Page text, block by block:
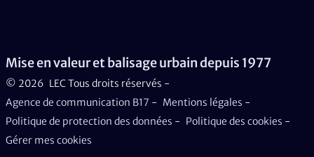
Mise en valeur et balisage urbain depuis 1977
© 2026 LEC Tous droits réservés -
Agence de communication B17 - Mentions légales -
Politique de protection des données - Politique des cookies -
Gérer mes cookies